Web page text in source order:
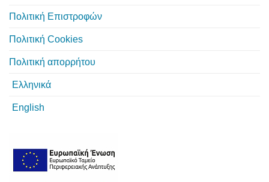
Πολιτική Επιστροφών
Πολιτική Cookies
Πολιτική απορρήτου
Ελληνικά
English